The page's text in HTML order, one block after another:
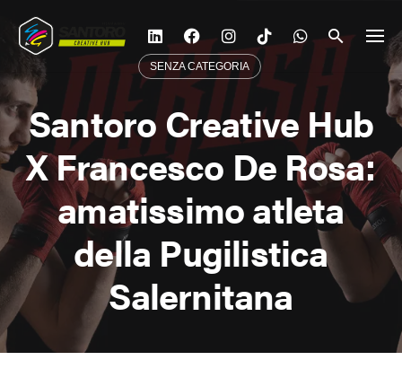
contenuto
SENZA CATEGORIA
Santoro Creative Hub
X Francesco De Rosa:
amatissimo atleta
della Pugilistica
Salernitana